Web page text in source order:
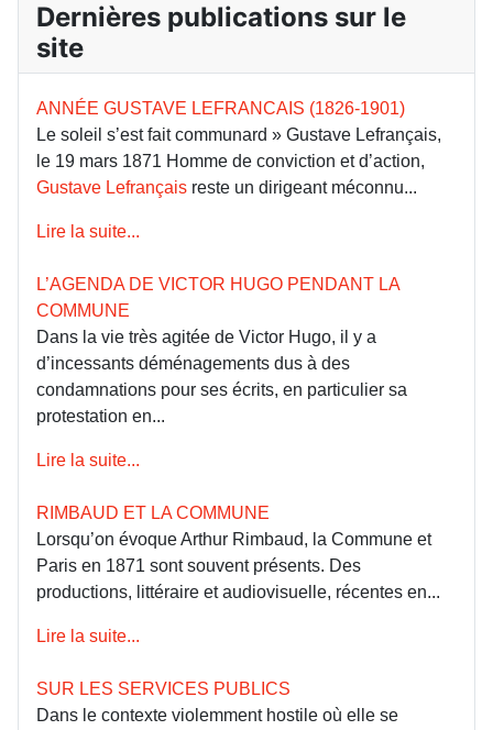
Dernières publications sur le
site
ANNÉE GUSTAVE LEFRANCAIS (1826-1901)
Le soleil s’est fait communard » Gustave Lefrançais,
le 19 mars 1871 Homme de conviction et d’action,
Gustave Lefrançais reste un dirigeant méconnu...
Lire la suite...
L’AGENDA DE VICTOR HUGO PENDANT LA
COMMUNE
Dans la vie très agitée de Victor Hugo, il y a
d’incessants déménagements dus à des
condamnations pour ses écrits, en particulier sa
protestation en...
Lire la suite...
RIMBAUD ET LA COMMUNE
Lorsqu’on évoque Arthur Rimbaud, la Commune et
Paris en 1871 sont souvent présents. Des
productions, littéraire et audiovisuelle, récentes en...
Lire la suite...
SUR LES SERVICES PUBLICS
Dans le contexte violemment hostile où elle se